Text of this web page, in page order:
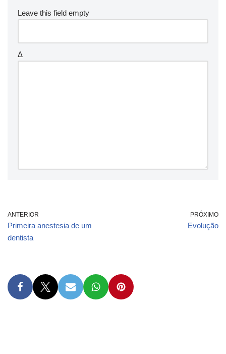
Leave this field empty
Δ
ANTERIOR
Primeira anestesia de um
dentista
PRÓXIMO
Evolução